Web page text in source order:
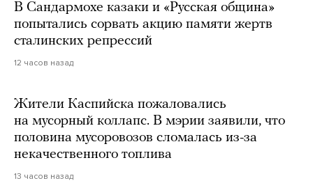
В Сандармохе казаки и «Русская община»
попытались сорвать акцию памяти жертв
сталинских репрессий
12 часов назад
Жители Каспийска пожаловались
на мусорный коллапс. В мэрии заявили, что
половина мусоровозов сломалась из-за
некачественного топлива
13 часов назад